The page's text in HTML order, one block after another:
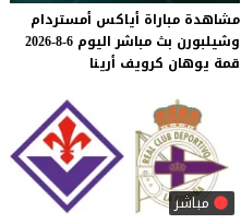
مشاهدة مباراة أياكس أمستردام
وشيلبورن بث مباشر اليوم 6-8-2026
قمة يوهان كرويف أرينا
مباشر